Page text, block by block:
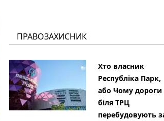
ПРАВОЗАХИСНИК
Хто власник
Республіка Парк,
або Чому дороги
біля ТРЦ
перебудовують